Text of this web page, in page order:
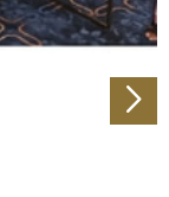
mit
bereitgestellt